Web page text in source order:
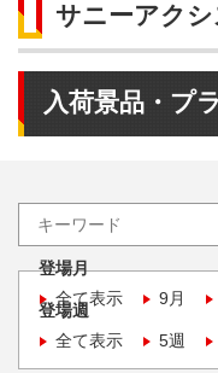
サニーアク
入荷景品・プ
登場月
全て表示
9月
登場週
全て表示
5週